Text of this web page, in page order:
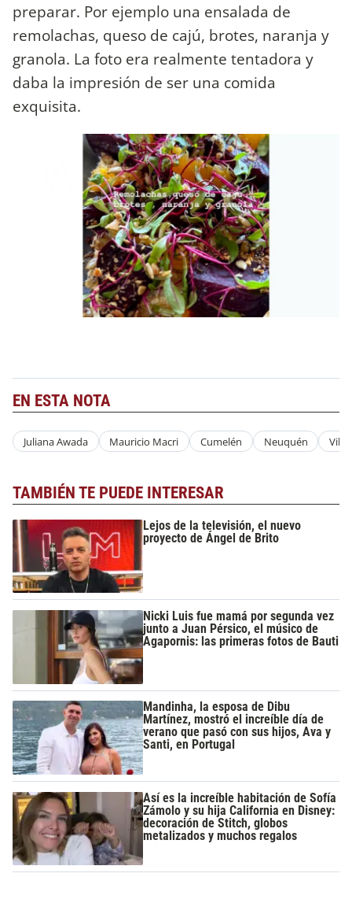
preparar. Por ejemplo una ensalada de
remolachas, queso de cajú, brotes, naranja y
granola. La foto era realmente tentadora y
daba la impresión de ser una comida
exquisita.
EN ESTA NOTA
Juliana Awada Mauricio Macri Cumelén Neuquén Villa
TAMBIÉN TE PUEDE INTERESAR
Lejos de la televisión, el nuevo
proyecto de Ángel de Brito
Nicki Luis fue mamá por segunda vez
junto a Juan Pérsico, el músico de
Agapornis: las primeras fotos de Bauti
Mandinha, la esposa de Dibu
Martínez, mostró el increíble día de
verano que pasó con sus hijos, Ava y
Santi, en Portugal
Así es la increíble habitación de Sofía
Zámolo y su hija California en Disney:
decoración de Stitch, globos
metalizados y muchos regalos